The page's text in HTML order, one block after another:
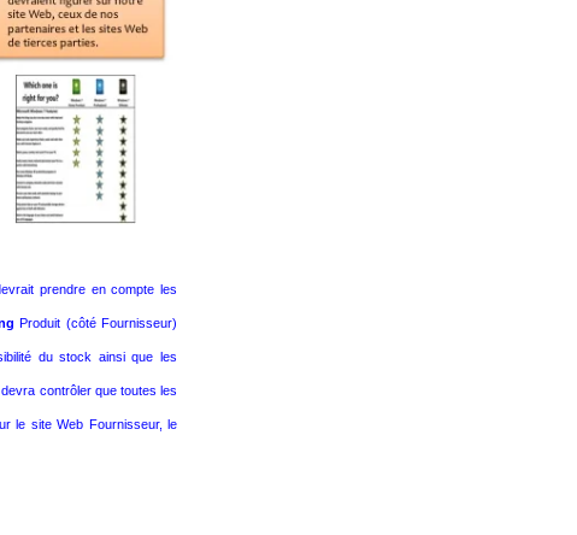
prendre en compte les
Produit (côté Fournisseur)
du stock ainsi que les
devra contrôler que toutes les
le site Web Fournisseur, le